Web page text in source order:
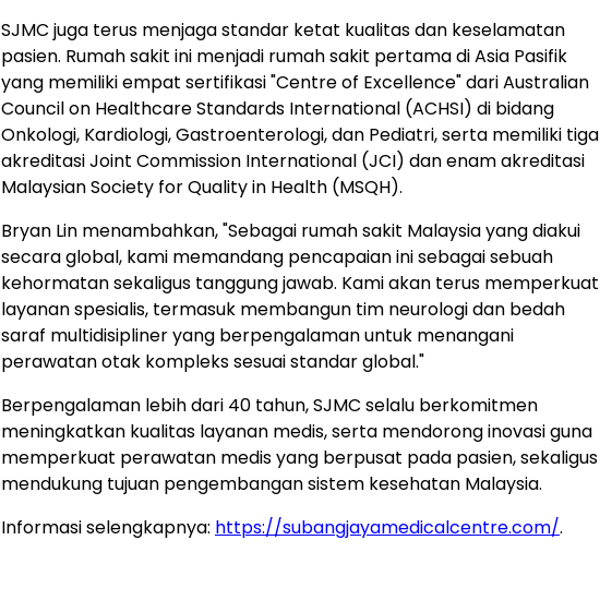
SJMC juga terus menjaga standar ketat kualitas dan keselamatan
pasien. Rumah sakit ini menjadi rumah sakit pertama di Asia Pasifik
yang memiliki empat sertifikasi "Centre of Excellence" dari Australian
Council on Healthcare Standards International (ACHSI) di bidang
Onkologi, Kardiologi, Gastroenterologi, dan Pediatri, serta memiliki tiga
akreditasi Joint Commission International (JCI) dan enam akreditasi
Malaysian Society for Quality in Health (MSQH).
Bryan Lin menambahkan, "Sebagai rumah sakit Malaysia yang diakui
secara global, kami memandang pencapaian ini sebagai sebuah
kehormatan sekaligus tanggung jawab. Kami akan terus memperkuat
layanan spesialis, termasuk membangun tim neurologi dan bedah
saraf multidisipliner yang berpengalaman untuk menangani
perawatan otak kompleks sesuai standar global."
Berpengalaman lebih dari 40 tahun, SJMC selalu berkomitmen
meningkatkan kualitas layanan medis, serta mendorong inovasi guna
memperkuat perawatan medis yang berpusat pada pasien, sekaligus
mendukung tujuan pengembangan sistem kesehatan Malaysia.
Informasi selengkapnya: https://subangjayamedicalcentre.com/.